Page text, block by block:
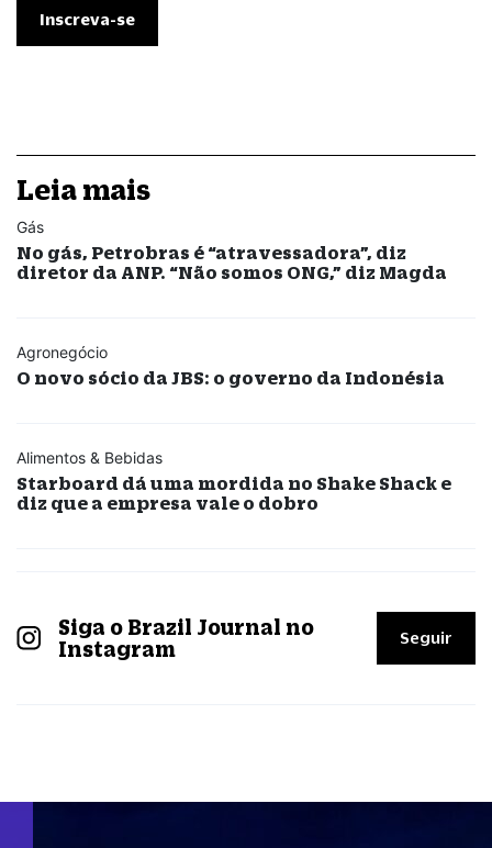
Leia mais
Gás
No gás, Petrobras é “atravessadora”, diz
diretor da ANP. “Não somos ONG,” diz Magda
Agronegócio
O novo sócio da JBS: o governo da Indonésia
Alimentos & Bebidas
Starboard dá uma mordida no Shake Shack e
diz que a empresa vale o dobro
Siga o Brazil Journal no
Instagram
Seguir